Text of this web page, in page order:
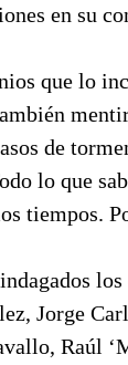
en su
que lo
de
lo que
tiempos.
Jorge
Raúl